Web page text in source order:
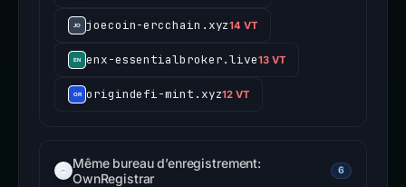
joecoin-ercchain.xyz14 VT
enx-essentialbroker.live13 VT
origindefi-mint.xyz12 VT
Même bureau d’enregistrement:
OwnRegistrar
6